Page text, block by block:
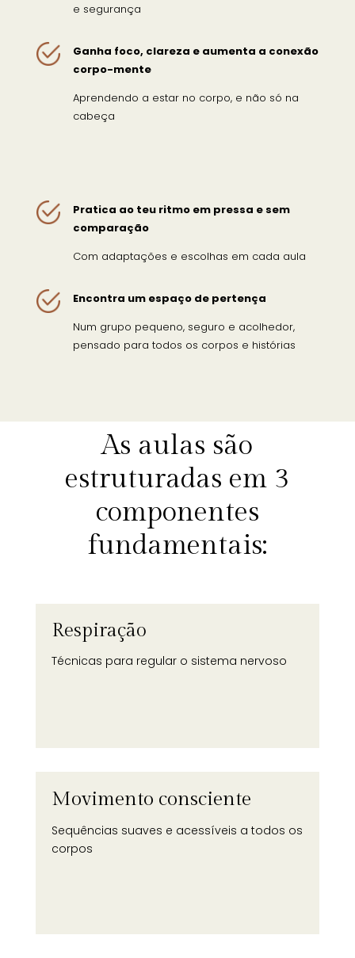
e segurança
Ganha foco, clareza e aumenta a conexão
corpo-mente
Aprendendo a estar no corpo, e não só na
cabeça
Pratica ao teu ritmo em pressa e sem
comparação
Com adaptações e escolhas em cada aula
Encontra um espaço de pertença
Num grupo pequeno, seguro e acolhedor,
pensado para todos os corpos e histórias
As aulas são
estruturadas em 3
componentes
fundamentais:
Respiração
Técnicas para regular o sistema nervoso
Movimento consciente
Sequências suaves e acessíveis a todos os
corpos